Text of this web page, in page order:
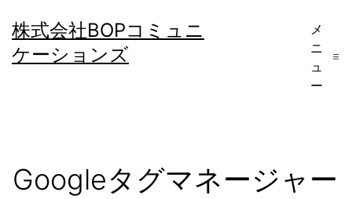
ン
テ
ス
株式会社BOPコミュニ
ケーションズ
メ
ニ
ュ
ー
Googleタグマネージャー